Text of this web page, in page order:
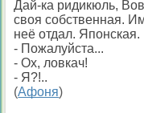
Дай-ка ридикюль,
своя собственная.
неё отдал. Японская.
- Пожалуйста...
- Ох, ловкач!
- Я?!..
(Афоня)